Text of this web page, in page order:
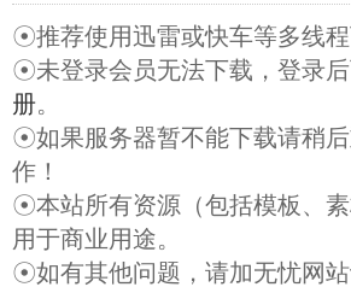
☉推荐使用迅雷或快车等多线
☉未登录会员无法下载，登录
册。
☉如果服务器暂不能下载请稍
作！
☉本站所有资源（包括模板、
用于商业用途。
☉如有其他问题，请加无忧网